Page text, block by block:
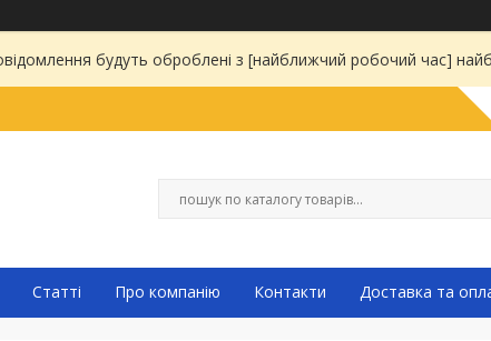
будуть оброблені з [найближчий робочий час]
Статті Про компанію Контакти Доставка та